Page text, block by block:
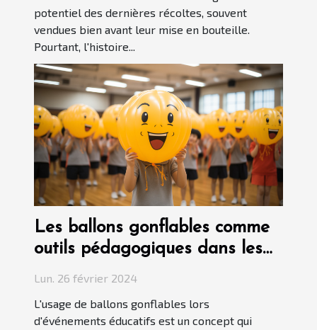
potentiel des dernières récoltes, souvent
vendues bien avant leur mise en bouteille.
Pourtant, l'histoire...
Les ballons gonflables comme
outils pédagogiques dans les
événements éducatifs
Lun. 26 février 2024
L'usage de ballons gonflables lors
d'événements éducatifs est un concept qui